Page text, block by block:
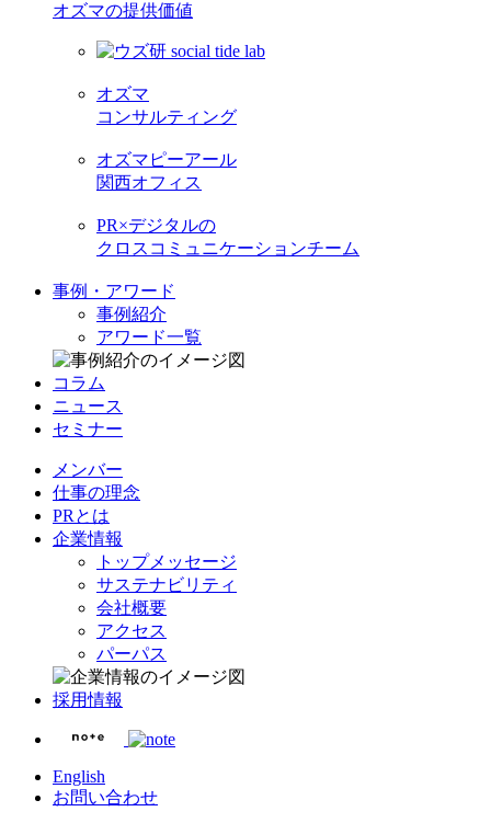
オズマの提供価値
オズマ
コンサルティング
オズマピーアール
関西オフィス
PR×デジタルの
クロスコミュニケーションチーム
事例・アワード
事例紹介
アワード一覧
コラム
ニュース
セミナー
メンバー
仕事の理念
PRとは
企業情報
トップメッセージ
サステナビリティ
会社概要
アクセス
パーパス
採用情報
English
お問い合わせ